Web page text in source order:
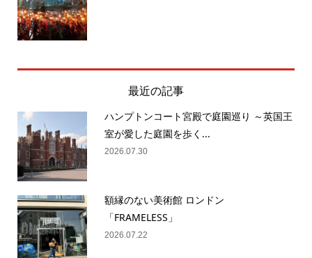
最近の記事
ハンプトンコート宮殿で庭園巡り ～英国王
室が愛した庭園を歩く...
2026.07.30
額縁のない美術館 ロンドン
「FRAMELESS」
2026.07.22